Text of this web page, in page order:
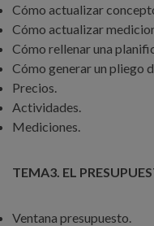
Cómo actualizar
Cómo actualizar
Cómo rellenar una
Cómo generar un pliego
Precios.
Actividades.
Mediciones.
TEMA3. EL
Ventana presupuesto.